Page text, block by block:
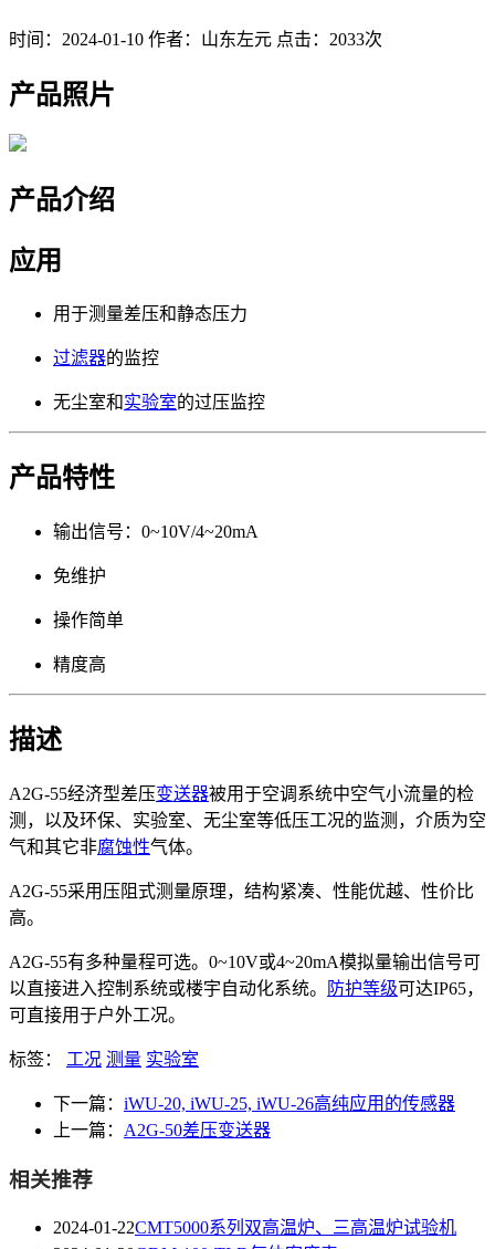
时间：2024-01-10 作者：山东左元 点击：2033次
产品照片
产品介绍
应用
用于测量差压和静态压力
过滤器的监控
无尘室和实验室的过压监控
产品特性
输出信号：0~10V/4~20mA
免维护
操作简单
精度高
描述
A2G-55经济型差压变送器被用于空调系统中空气小流量的检
测，以及环保、实验室、无尘室等低压工况的监测，介质为空
气和其它非腐蚀性气体。
A2G-55采用压阻式测量原理，结构紧凑、性能优越、性价比
高。
A2G-55有多种量程可选。0~10V或4~20mA模拟量输出信号可
以直接进入控制系统或楼宇自动化系统。
防护等级可达IP65，
可直接用于户外工况。
标签： 工况 测量 实验室
下一篇： iWU-20, iWU-25, iWU-26高纯应用的传感器
上一篇： A2G-50差压变送器
相关推荐
2024-01-22CMT5000系列双高温炉、三高温炉试验机